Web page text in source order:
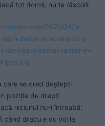
tot dormi, nu te răscoli!
2021/04/ia-
n-zadar-in-scoala-ta-s-
de-vezi-unde-ai-ramas-in-
care se cred deștepți
poziție de drepți
niciunul nu-i întreabă:
când dracu e cu voi la